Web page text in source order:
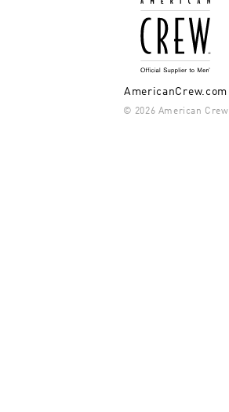
AmericanCrew.com
© 2026 American Crew